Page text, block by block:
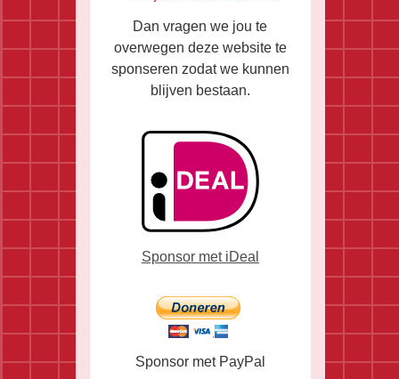
Dan vragen we jou te
overwegen deze website te
sponseren zodat we kunnen
blijven bestaan.
Sponsor met iDeal
Sponsor met PayPal